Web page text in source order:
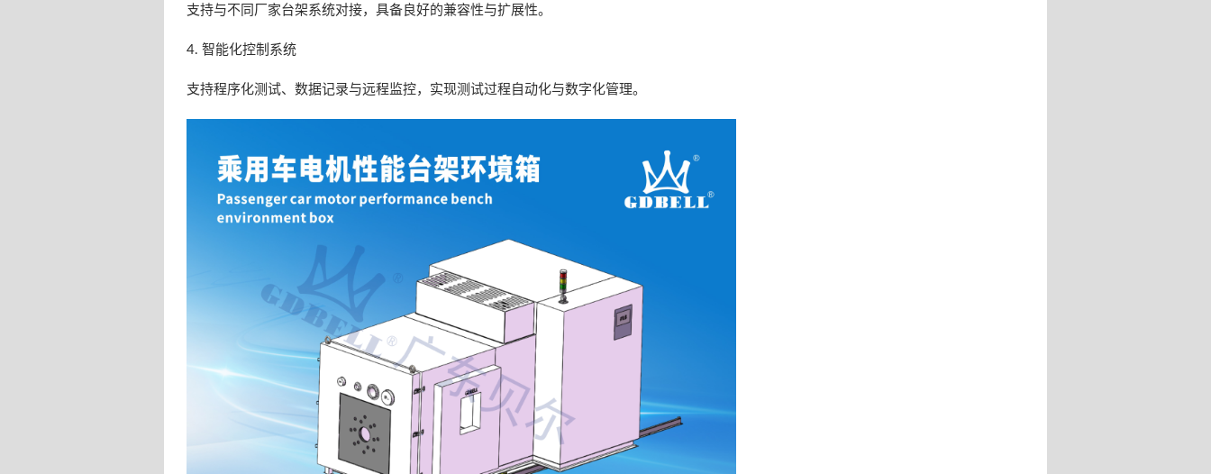
支持与不同厂家台架系统对接，具备良好的兼容性与扩展性。
4. 智能化控制系统
支持程序化测试、数据记录与远程监控，实现测试过程自动化与数字化管理。